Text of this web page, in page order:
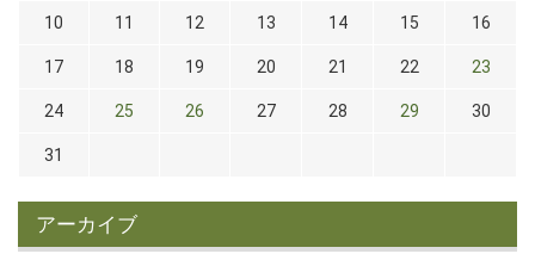
10 11 12 13 14 15 16
17 18 19 20 21 22 23
24 25 26 27 28 29 30
31
アーカイブ